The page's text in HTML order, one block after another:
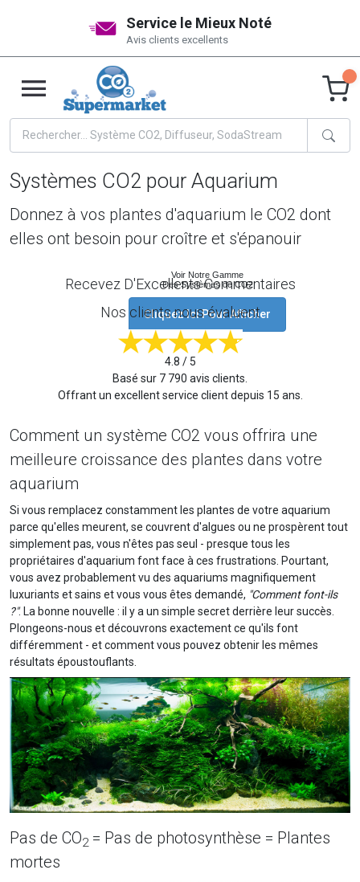
Service le Mieux Noté
Avis clients excellents
Systèmes CO2 pour Aquarium
Donnez à vos plantes d'aquarium le CO2 dont
elles ont besoin pour croître et s'épanouir
Voir Notre Gamme
Des Systèmes de CO2
Cliquez Ici Pour Afficher
Recevez D'Excellents Commentaires
Nos clients nous évaluent
4.8 / 5
Basé sur 7 790 avis clients.
Offrant un excellent service client depuis 15 ans.
Comment un système CO2 vous offrira une
meilleure croissance des plantes dans votre
aquarium
Si vous remplacez constamment les plantes de votre aquarium
parce qu'elles meurent, se couvrent d'algues ou ne prospèrent tout
simplement pas, vous n'êtes pas seul - presque tous les
propriétaires d'aquarium font face à ces frustrations. Pourtant,
vous avez probablement vu des aquariums magnifiquement
luxuriants et sains et vous vous êtes demandé, "Comment font-ils
?". La bonne nouvelle : il y a un simple secret derrière leur succès.
Plongeons-nous et découvrons exactement ce qu'ils font
différemment - et comment vous pouvez obtenir les mêmes
résultats époustouflants.
Pas de CO2 = Pas de photosynthèse = Plantes
mortes